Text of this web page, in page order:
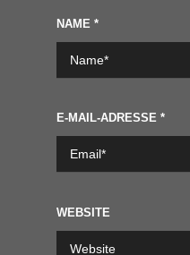
NAME *
E-MAIL-ADRESSE *
WEBSITE